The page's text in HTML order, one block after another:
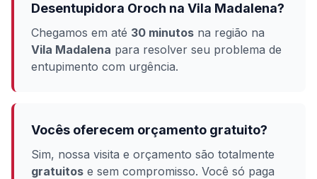
Desentupidora Oroch na Vila Madalena?
Chegamos em até 30 minutos na região na
Vila Madalena para resolver seu problema de
entupimento com urgência.
Vocês oferecem orçamento gratuito?
Sim, nossa visita e orçamento são totalmente
gratuitos e sem compromisso. Você só paga